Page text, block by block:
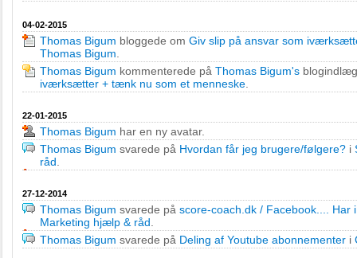
04-02-2015
Thomas Bigum bloggede om Giv slip på ansvar som
Thomas Bigum
Thomas Bigum kommenterede på Thomas Bigum's
iværksætter + tænk nu som et menneske
22-01-2015
Thomas Bigum har en ny avatar.
Thomas Bigum svarede på Hvordan får jeg brugere/følgere? i
råd
27-12-2014
Thomas Bigum svarede på score-coach.dk / Facebook.... Har
Marketing hjælp & råd
Thomas Bigum svarede på Deling af Youtube abonnementer i